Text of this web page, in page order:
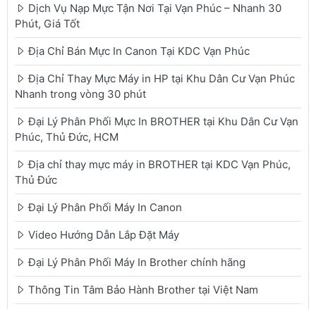
Dịch Vụ Nạp Mực Tận Nơi Tại Vạn Phúc – Nhanh 30
Phút, Giá Tốt
Địa Chỉ Bán Mực In Canon Tại KDC Vạn Phúc
Địa Chỉ Thay Mực Máy in HP tại Khu Dân Cư Vạn Phúc
Nhanh trong vòng 30 phút
Đại Lý Phân Phối Mực In BROTHER tại Khu Dân Cư Vạn
Phúc, Thủ Đức, HCM
Địa chỉ thay mực máy in BROTHER tại KDC Vạn Phúc,
Thủ Đức
Đại Lý Phân Phối Máy In Canon
Video Hướng Dẫn Lắp Đặt Máy
Đại Lý Phân Phối Máy In Brother chính hãng
Thông Tin Tâm Bảo Hành Brother tại Việt Nam